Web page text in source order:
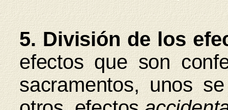
5. División de los
efectos que son
sacramentos, unos